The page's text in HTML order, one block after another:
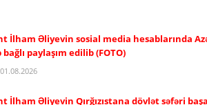
İlham Əliyevin sosial media hesablarında
paylaşım edilib (FOTO)
İlham Əliyevin Qırğızıstana dövlət səfəri